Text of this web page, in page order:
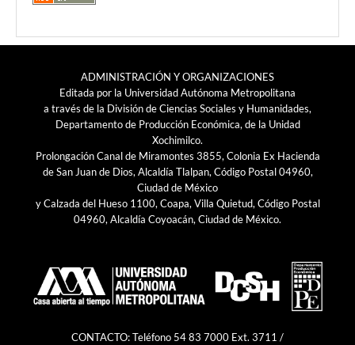
ADMINISTRACIÓN Y ORGANIZACIONES
Editada por la Universidad Autónoma Metropolitana
a través de la División de Ciencias Sociales y Humanidades,
Departamento de Producción Económica, de la Unidad
Xochimilco.
Prolongación Canal de Miramontes 3855, Colonia Ex Hacienda
de San Juan de Dios, Alcaldía Tlalpan, Código Postal 04960,
Ciudad de México
y Calzada del Hueso 1100, Coapa, Villa Quietud, Código Postal
04960, Alcaldía Coyoacán, Ciudad de México.
CONTACTO: Teléfono 54 83 7000 Ext. 3711 /